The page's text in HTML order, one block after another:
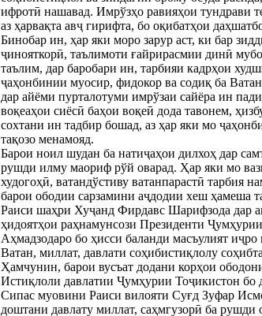
ифротӣ нашавад. Имрўзҳо равияҳои тундрави
аз ҳарвақта авҷ гирифта, бо оқибатҳои
Бинобар ин, ҳар яки моро зарур аст, ки бар
ҷинояткорӣ, таълимоти ғайрирасмии динӣ
таълим, дар баробари ин, тарбияи кадрҳои
ҷаҳонбинии муосир, фидокор ва содиқ ба
дар айёми пурталотуми имрўзаи сайёра ин
воқеаҳои сиёсӣ баҳои воқеӣ дода тавонем,
сохтани ин тадбир бошад, аз ҳар яки мо
тақозо менамояд.
Барои ноил шудан ба натиҷаҳои дилхоҳ дар
рушди илму маориф рўй оварад. Ҳар яки мо
худогоҳӣ, ватандўстиву ватанпарастӣ тарбия
барои ободии сарзамини аҷдодии хеш ҳамеша
Раиси шаҳри Хуҷанд Фирдавс Шарифзода дар
ҳидоятҳои раҳнамунсози Президенти
Аҳмадзодаро бо ҳисси баланди масъулият
Ватан, миллат, давлати соҳибистиқлолу
Ҳамчунин, барои вусъат додани корҳои
Истиқлоли давлатии Ҷумҳурии Тоҷикистон бо
Сипас муовини Раиси вилояти Суғд Зуфар
доштани давлату миллат, саҳмгузорӣ ба рушди